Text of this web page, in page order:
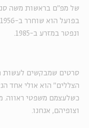
ונפטר במזרע ב-1985.
סרטים שמבקשים לעשות
הצללים" הוא אולי אחד
כשלעצמם משפטי ראווה.
וצופיהם, אנחנו.